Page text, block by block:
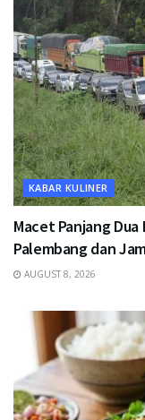
KABAR KULINER
Macet Panjang
Palembang dan
AUGUST 8, 2026